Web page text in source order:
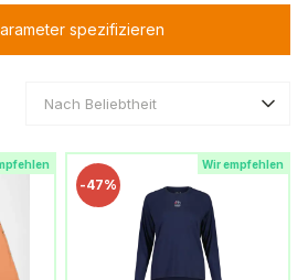
spezifizieren
Nach Beliebtheit
Wir empfehlen
-47%